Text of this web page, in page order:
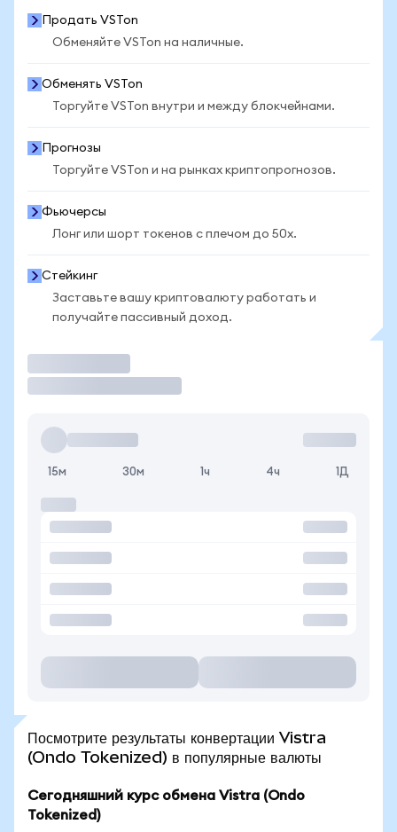
Продать VSTon
Обменяйте VSTon на наличные.
Обменять VSTon
Торгуйте VSTon внутри и между блокчейнами.
Прогнозы
Торгуйте VSTon и на рынках криптопрогнозов.
Фьючерсы
Лонг или шорт токенов с плечом до 50x.
Стейкинг
Заставьте вашу криптовалюту работать и
получайте пассивный доход.
15м 30м 1ч 4ч 1Д
Посмотрите результаты конвертации Vistra
(Ondo Tokenized) в популярные валюты
Сегодняшний курс обмена Vistra (Ondo
Tokenized)